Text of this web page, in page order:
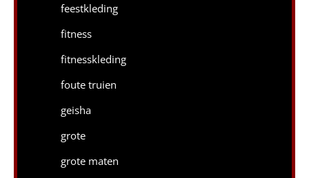
feestkleding
fitness
fitnesskleding
foute truien
geisha
grote
grote maten